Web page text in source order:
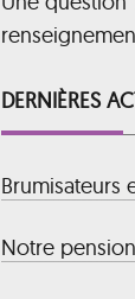
DERNIÈRES
Brumisateurs
Notre